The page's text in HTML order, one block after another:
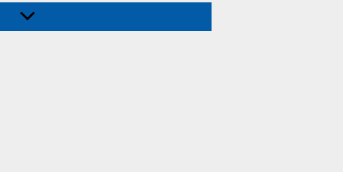
Alternar
menú